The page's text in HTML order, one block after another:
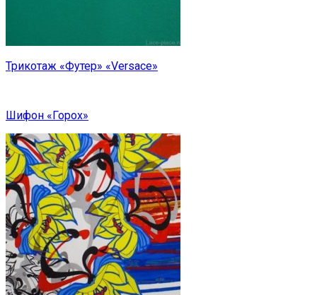
Трикотаж «Футер» «Versace»
Шифон «Горох»